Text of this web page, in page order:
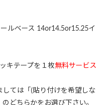
ルベース 14or14.5or15.25イ
キテープを１枚無料サービス
ては「(貼り付けを希望しな
どちらかをお選び下さい。